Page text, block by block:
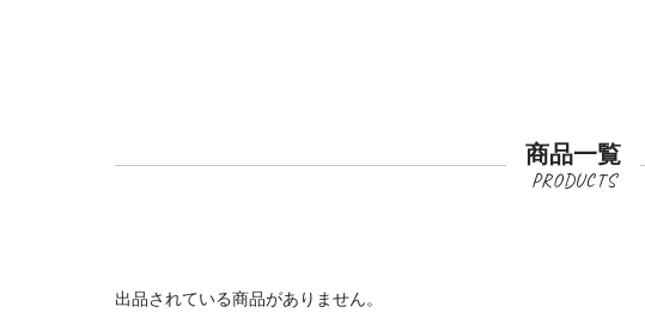
商品一覧
出品されている商品がありません。